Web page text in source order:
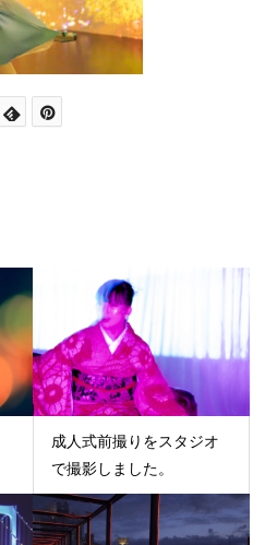
成人式前撮りをスタジオ
で撮影しました。